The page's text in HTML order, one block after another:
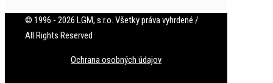
© 1996 - 2026 LGM, s.r.o. Všetky práva vyhrdené /
All Rights Reserved
Ochrana osobných údajov